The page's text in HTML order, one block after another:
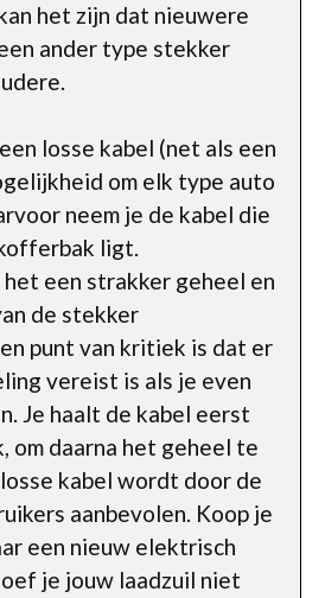
het zijn dat nieuwere
ander type stekker
losse kabel (net als een
om elk type auto
neem je de kabel die
ligt.
een strakker geheel en
de stekker
punt van kritiek is dat er
vereist is als je even
Je haalt de kabel eerst
om daarna het geheel te
kabel wordt door de
aanbevolen. Koop je
een nieuw elektrisch
je jouw laadzuil niet